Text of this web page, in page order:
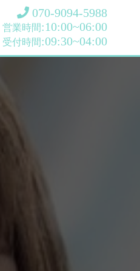
070-9094-5988
営業時間:10:00~06:00
受付時間:09:30~04:00